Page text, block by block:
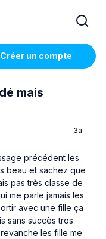
Créer un compte
mais
3a
précédent les
beau et sachez que
pas très classe de
me parle jamais les
avec une fille ça
sans succès tros
les fille me